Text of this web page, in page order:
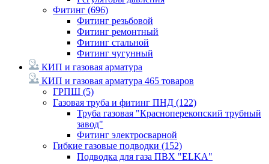
Фитинг (696)
Фитинг резьбовой
Фитинг ремонтный
Фитинг стальной
Фитинг чугунный
КИП и газовая арматура
КИП и газовая арматура 465 товаров
ГРПШ (5)
Газовая труба и фитинг ПНД (122)
Труба газовая "Красноперекопский трубный
завод"
Фитинг электросварной
Гибкие газовые подводки (152)
Подводка для газа ПВХ "ELKA"